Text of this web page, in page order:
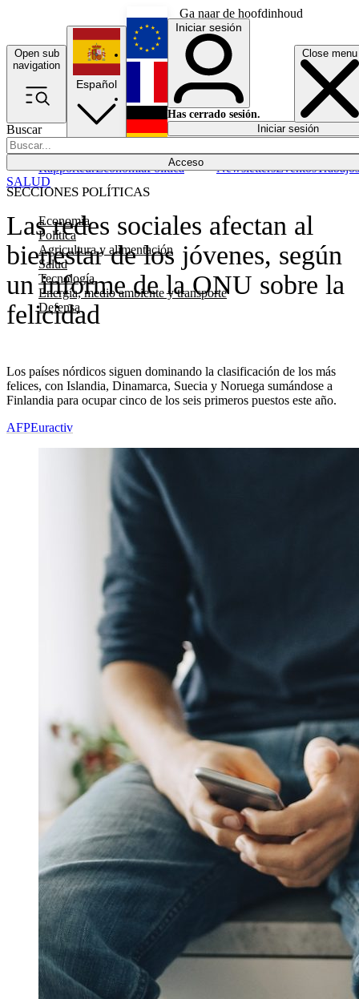
Ga naar de hoofdinhoud
Open sub
navigation
Close menu
Buscar
Acceso
SECCIONES POLÍTICAS
Economía
Política
Agricultura y alimentación
Salud
Tecnología
Energía, medio ambiente y transporte
Defensa
RapporteurEconomíaPolítica NewslettersEventosTrabajos
Español
English
Français
Iniciar sesión
Has cerrado sesión.
Iniciar sesión
Las redes sociales afectan al
bienestar de los jóvenes, según
un informe de la ONU sobre la
felicidad
Los países nórdicos siguen dominando la clasificación de los más
felices, con Islandia, Dinamarca, Suecia y Noruega sumándose a
Finlandia para ocupar cinco de los seis primeros puestos este año.
SALUD
AFPEuractiv